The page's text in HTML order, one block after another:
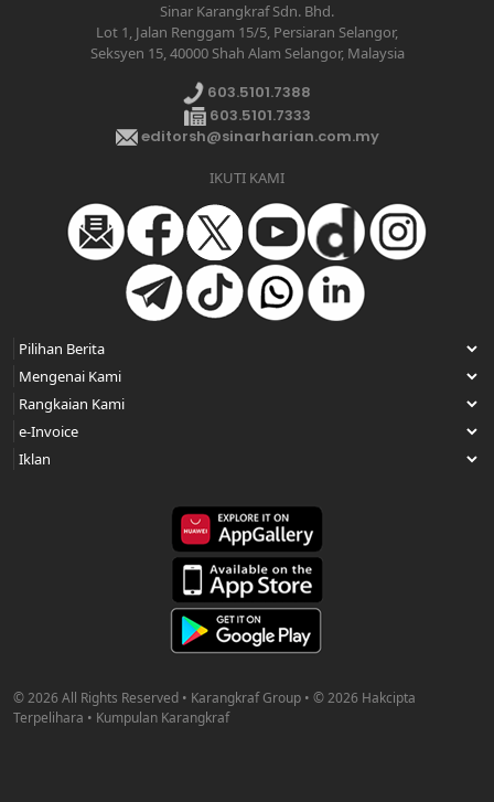
Sinar Karangkraf Sdn. Bhd.
Lot 1, Jalan Renggam 15/5, Persiaran Selangor,
Seksyen 15, 40000 Shah Alam Selangor, Malaysia
603.5101.7388
603.5101.7333
editorsh@sinarharian.com.my
IKUTI KAMI
© 2026 All Rights Reserved • Karangkraf Group • © 2026 Hakcipta
Terpelihara • Kumpulan Karangkraf